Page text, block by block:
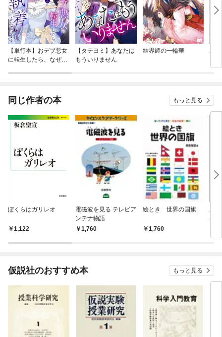
【単行本】おデブ悪女
に転生したら、なぜか
【タテヨミ】あなたは
もういりません
結界師の一輪華
バ
今
同じ作者の本 もっと見る
ぼくらはガリレオ
1,122
電磁波を見る テレビア
ンテナ物語
1,760
絵とき 世界の国旗
1,760
の
仮説社のおすすめ本 もっと見る